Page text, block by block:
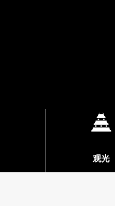
观光